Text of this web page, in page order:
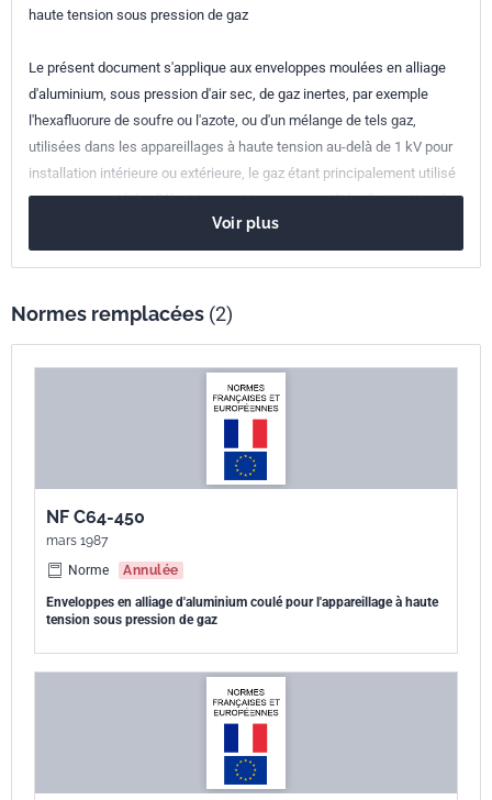
classement
Numéro de tirage 1
Parenté
européenne
haute tension sous pression de gaz
Le présent document s'applique aux enveloppes moulées en alliage
d'aluminium, sous pression d'air sec, de gaz inertes, par exemple
l'hexafluorure de soufre ou l'azote, ou d'un mélange de tels gaz,
utilisées dans les appareillages à haute tension au-delà de 1 kV pour
installation intérieure ou extérieure, le gaz étant principalement utilisé
pour ses propriétés diélectriques et/ou ses propriétés d'extinction des
arcs aux tensions assignées supérieures à 1 kV et inférieures ou
égales à 52 kV et équipées de compartiments sous pression de gaz
300 kPa (relatif) ; et aux tensions assignées supérieures à 52 kV.
Voir plus
Normes remplacées (2)
NF C64-450
mars 1987
Norme
Annulée
Enveloppes en alliage d'aluminium coulé pour l'appareillage à haute
tension sous pression de gaz